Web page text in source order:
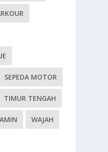
SEPEDA MOTOR
TIMUR TENGAH
WAJAH